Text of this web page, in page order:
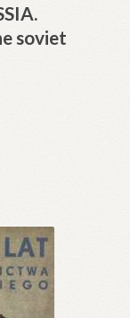
soviet